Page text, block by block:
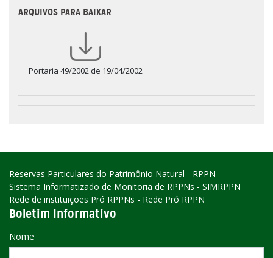
ARQUIVOS PARA BAIXAR
Portaria 49/2002 de 19/04/2002
Reservas Particulares do Patrimônio Natural - RPPN
Sistema Informatizado de Monitoria de RPPNs - SIMRPPN
Rede de instituições Pró RPPNs - Rede Pró RPPN
Boletim Informativo
Nome